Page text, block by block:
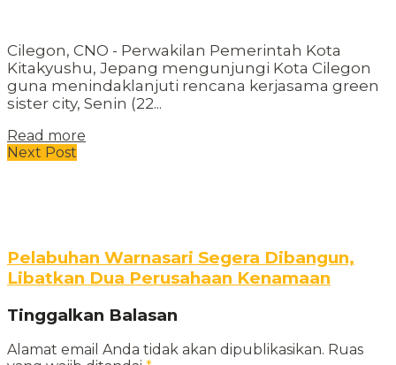
Cilegon, CNO - Perwakilan Pemerintah Kota
Kitakyushu, Jepang mengunjungi Kota Cilegon
guna menindaklanjuti rencana kerjasama green
sister city, Senin (22...
Read more
Next Post
Pelabuhan Warnasari Segera Dibangun,
Libatkan Dua Perusahaan Kenamaan
Tinggalkan Balasan
Alamat email Anda tidak akan dipublikasikan. Ruas